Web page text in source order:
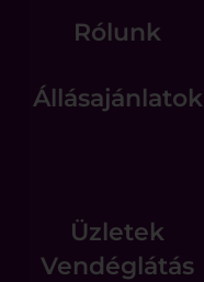
Rólunk
Állásajánlatok
Üzletek
Vendéglátás